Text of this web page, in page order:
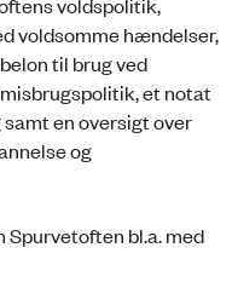
voldsomme hændelser,
til brug ved
et notat
en oversigt over
og
bl.a. med